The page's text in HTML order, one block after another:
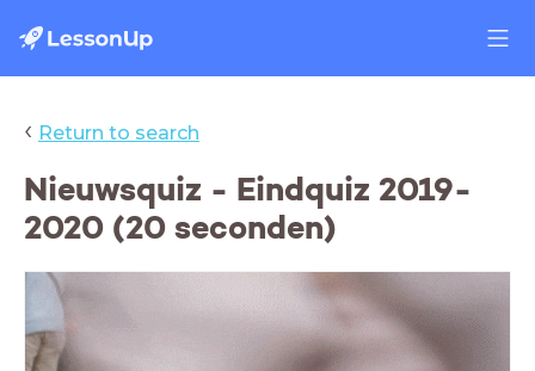
‹ Return to search
Nieuwsquiz - Eindquiz 2019-
2020 (20 seconden)